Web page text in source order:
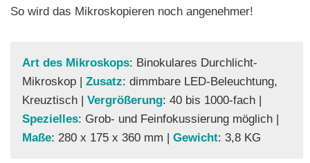
So wird das Mikroskopieren noch angenehmer!
Art des Mikroskops: Binokulares Durchlicht-
Mikroskop | Zusatz: dimmbare LED-Beleuchtung,
Kreuztisch | Vergrößerung: 40 bis 1000-fach |
Spezielles: Grob- und Feinfokussierung möglich |
Maße: 280 x 175 x 360 mm | Gewicht: 3,8 KG